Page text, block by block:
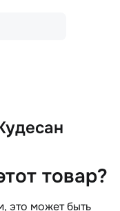
товар?
это может быть